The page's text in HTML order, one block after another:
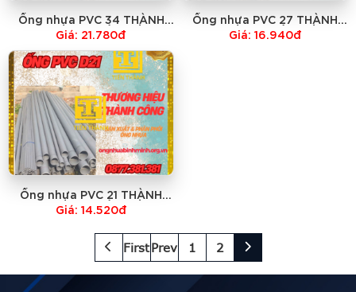
Ống nhựa PVC 34 THÀNH
CÔNG-GIÁ RẺ NHẤT
Giá: 21.780đ
Ống nhựa PVC 27 THÀNH
CÔNG-GIÁ RẺ NHẤT
Giá: 16.940đ
Ống nhựa PVC 21 THÀNH
CÔNG-GIÁ RẺ NHẤT
Giá: 14.520đ
FirstPrev 1 2